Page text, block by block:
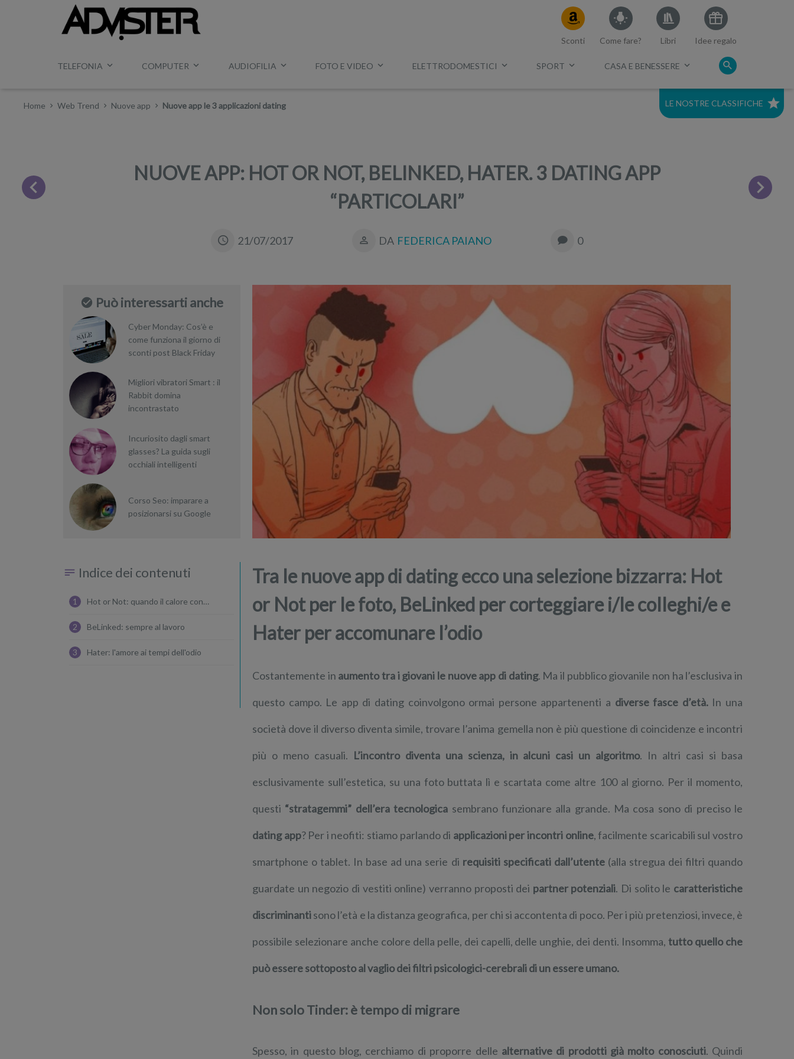
Sconti Come fare? Libri Idee regalo
TELEFONIA COMPUTER AUDIOFILIA FOTO E VIDEO ELETTRODOMESTICI SPORT CASA E BENESSERE
Esempio:
Home Web Trend Nuove app Nuove app le 3 applicazioni dating LE NOSTRE CLASSIFICHE
NUOVE APP: HOT OR NOT, BELINKED, HATER. 3 DATING APP
“PARTICOLARI”
21/07/2017 DA FEDERICA PAIANO 0
Può interessarti anche
Cyber Monday: Cos’è e
come funziona il giorno di
sconti post Black Friday
Migliori vibratori Smart : il
Rabbit domina
incontrastato
Incuriosito dagli smart
glasses? La guida sugli
occhiali intelligenti
Corso Seo: imparare a
posizionarsi su Google
Indice dei contenuti
1 Hot or Not: quando il calore conta
2 BeLinked: sempre al lavoro
3 Hater: l'amore ai tempi dell'odio
Tra le nuove app di dating ecco una selezione bizzarra: Hot
or Not per le foto, BeLinked per corteggiare i/le colleghi/e e
Hater per accomunare l’odio
Costantemente in aumento tra i giovani le nuove app di dating. Ma il pubblico giovanile non ha l’esclusiva in
questo campo. Le app di dating coinvolgono ormai persone appartenenti a diverse fasce d’età.In una
società dove il diverso diventa simile, trovare l’anima gemella non è più questione di coincidenze e incontri
più o meno casuali. L’incontro diventa una scienza, in alcuni casi un algoritmo. In altri casi si basa
esclusivamente sull’estetica, su una foto buttata lì e scartata come altre 100 al giorno. Per il momento,
questi “stratagemmi” dell’era tecnologica sembrano funzionare alla grande. Ma cosa sono di preciso le
dating app? Per i neofiti: stiamo parlando di applicazioni per incontri online, facilmente scaricabili sul vostro
smartphone o tablet. In base ad una serie di requisiti specificati dall’utente(alla stregua dei filtri quando
guardate un negozio di vestiti online) verranno proposti dei partner potenziali. Di solito le caratteristiche
discriminantisono l’età e la distanza geografica, per chi si accontenta di poco. Per i più pretenziosi, invece, è
possibile selezionare anche colore della pelle, dei capelli, delle unghie, dei denti. Insomma,tutto quello che
può essere sottoposto al vaglio dei filtri psicologici-cerebrali di un essere umano.
Non solo Tinder: è tempo di migrare
Spesso, in questo blog, cerchiamo di proporre delle alternative di prodotti già molto conosciuti. Quindi